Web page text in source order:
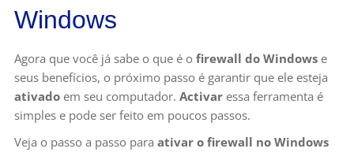
Windows
Agora que você já sabe o que é o firewall do Windowse
seus benefícios, o próximo passo é garantir que ele esteja
ativadoem seu computador. Activaressa ferramenta é
simples e pode ser feito em poucos passos.
Veja o passo a passo para ativar o firewall no Windows